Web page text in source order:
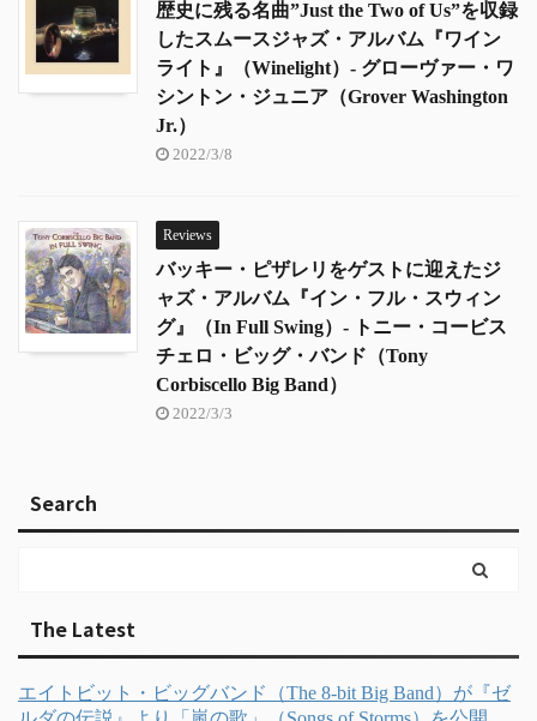
歴史に残る名曲”Just the Two of Us”を収録
したスムースジャズ・アルバム『ワイン
ライト』（Winelight）- グローヴァー・ワ
シントン・ジュニア（Grover Washington
Jr.）
2022/3/8
Reviews
バッキー・ピザレリをゲストに迎えたジ
ャズ・アルバム『イン・フル・スウィン
グ』（In Full Swing）- トニー・コービス
チェロ・ビッグ・バンド（Tony
Corbiscello Big Band）
2022/3/3
Search
The Latest
エイトビット・ビッグバンド（The 8-bit Big Band）が『ゼ